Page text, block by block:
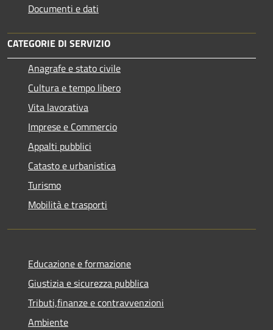
Documenti e dati
CATEGORIE DI SERVIZIO
Anagrafe e stato civile
Cultura e tempo libero
Vita lavorativa
Imprese e Commercio
Appalti pubblici
Catasto e urbanistica
Turismo
Mobilità e trasporti
Educazione e formazione
Giustizia e sicurezza pubblica
Tributi,finanze e contravvenzioni
Ambiente